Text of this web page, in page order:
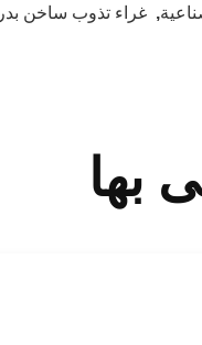
, غراء تذوب ساخن
بها